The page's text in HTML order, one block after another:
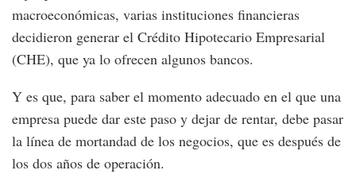
macroeconómicas, varias instituciones financieras
decidieron generar el Crédito Hipotecario Empresarial
(CHE), que ya lo ofrecen algunos bancos.
Y es que, para saber el momento adecuado en el que una
empresa puede dar este paso y dejar de rentar, debe pasar
la línea de mortandad de los negocios, que es después de
los dos años de operación.